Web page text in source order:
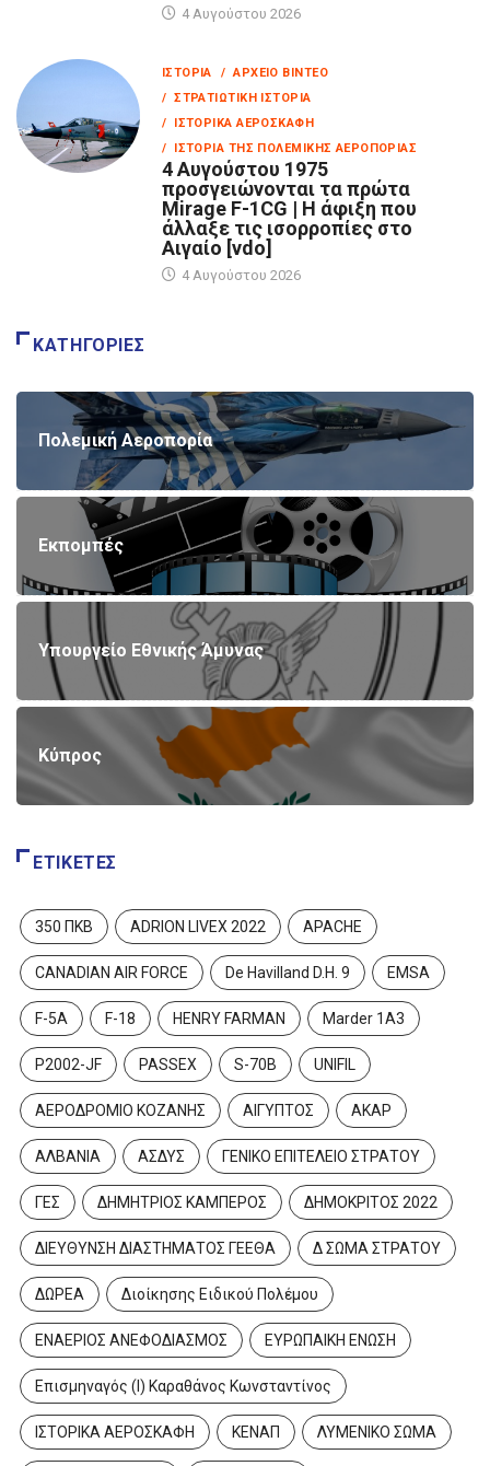
4 Αυγούστου 2026
ΙΣΤΟΡΊΑ
/ ΑΡΧΕΊΟ ΒΊΝΤΕΟ
/ ΣΤΡΑΤΙΩΤΙΚΉ ΙΣΤΟΡΊΑ
/ ΙΣΤΟΡΙΚΆ ΑΕΡΟΣΚΆΦΗ
/ ΙΣΤΟΡΊΑ ΤΗΣ ΠΟΛΕΜΙΚΉΣ ΑΕΡΟΠΟΡΊΑΣ
4 Αυγούστου 1975
προσγειώνονται τα πρώτα
Mirage F-1CG | Η άφιξη που
άλλαξε τις ισορροπίες στο
Αιγαίο [vdo]
4 Αυγούστου 2026
ΚΑΤΗΓΟΡΊΕΣ
Πολεμική Αεροπορία
Εκπομπές
Υπουργείο Εθνικής Άμυνας
Κύπρος
ΕΤΙΚΈΤΕΣ
350 ΠΚΒ ADRION LIVEX 2022 APACHE
CANADIAN AIR FORCE De Havilland D.H. 9 EMSA
F-5A F-18 HENRY FARMAN Marder 1A3
P2002-JF PASSEX S-70B UNIFIL
ΑΕΡΟΔΡΟΜΙΟ ΚΟΖΑΝΗΣ ΑΙΓΥΠΤΟΣ ΑΚΑΡ
ΑΛΒΑΝΙΑ ΑΣΔΥΣ ΓΕΝΙΚΟ ΕΠΙΤΕΛΕΙΟ ΣΤΡΑΤΟΥ
ΓΕΣ ΔΗΜΗΤΡΙΟΣ ΚΑΜΠΕΡΟΣ ΔΗΜΟΚΡΙΤΟΣ 2022
ΔΙΕΥΘΥΝΣΗ ΔΙΑΣΤΗΜΑΤΟΣ ΓΕΕΘΑ Δ ΣΩΜΑ ΣΤΡΑΤΟΥ
ΔΩΡΕΑ Διοίκησης Ειδικού Πολέμου
ΕΝΑΕΡΙΟΣ ΑΝΕΦΟΔΙΑΣΜΟΣ ΕΥΡΩΠΑΙΚΗ ΕΝΩΣΗ
Επισμηναγός (Ι) Καραθάνος Κωνσταντίνος
ΙΣΤΟΡΙΚΑ ΑΕΡΟΣΚΑΦΗ ΚΕΝΑΠ ΛΥΜΕΝΙΚΟ ΣΩΜΑ